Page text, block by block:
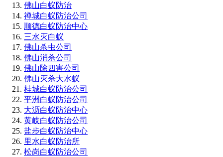
佛山白蚁防治
禅城白蚁防治公司
顺德白蚁防治中心
三水灭白蚁
佛山杀虫公司
佛山消杀公司
佛山除四害公司
佛山灭杀大水蚁
桂城白蚁防治公司
平洲白蚁防治公司
大沥白蚁防治中心
黄岐白蚁防治公司
盐步白蚁防治中心
里水白蚁防治所
松岗白蚁防治公司